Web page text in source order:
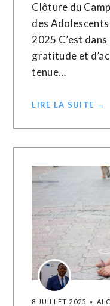
Clôture du
des
2025 C’est
gratitude et
tenue…
LIRE LA SUITE →
8 JUILLET 2025